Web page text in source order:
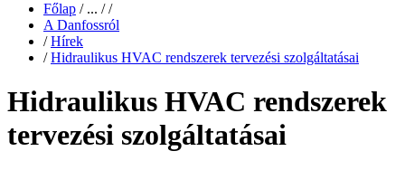
Főlap /... / /
A Danfossról
/ Hírek
/ Hidraulikus HVAC rendszerek tervezési szolgáltatásai
Hidraulikus HVAC rendszerek
tervezési szolgáltatásai